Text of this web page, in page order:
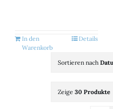
B2B-
Sortieren nach
Zeige 30 Produkte
In den
Warenkorb
Details